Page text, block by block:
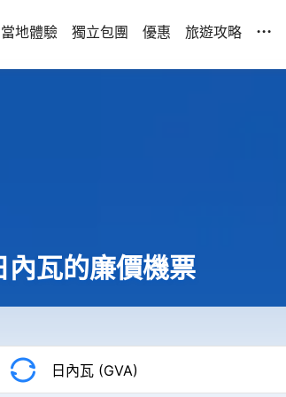
當地體驗 獨立包團 優惠 旅遊攻略 ...
內瓦的廉價機票